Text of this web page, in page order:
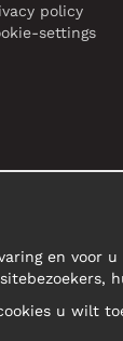
policy
settings
en
u wilt